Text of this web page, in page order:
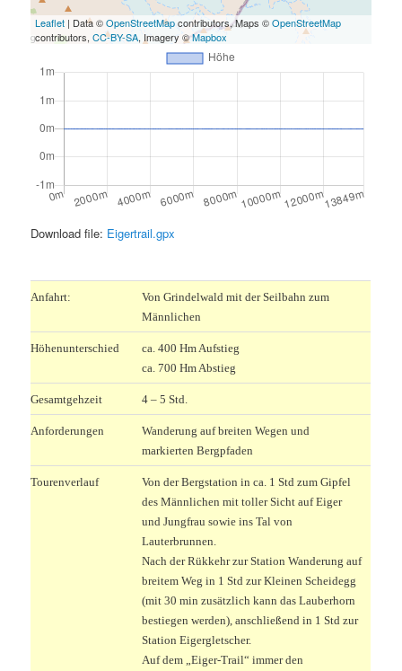
Leaflet | Data ©OpenStreetMapcontributors, Maps ©OpenStreetMap
contributors,CC-BY-SA, Imagery ©Mapbox
Download file: Eigertrail.gpx
Anfahrt:
Von Grindelwald mit der Seilbahn zum
Männlichen
Höhenunterschied
ca. 400 Hm Aufstieg
ca. 700 Hm Abstieg
Gesamtgehzeit 4 – 5 Std.
Anforderungen
Wanderung auf breiten Wegen und
markierten Bergpfaden
Tourenverlauf
Von der Bergstation in ca. 1 Std zum Gipfel
des Männlichen mit toller Sicht auf Eiger
und Jungfrau sowie ins Tal von
Lauterbrunnen.
Nach der Rükkehr zur Station Wanderung auf
breitem Weg in 1 Std zur Kleinen Scheidegg
(mit 30 min zusätzlich kann das Lauberhorn
bestiegen werden), anschließend in 1 Std zur
Station Eigergletscher.
Auf dem „Eiger-Trail“ immer den